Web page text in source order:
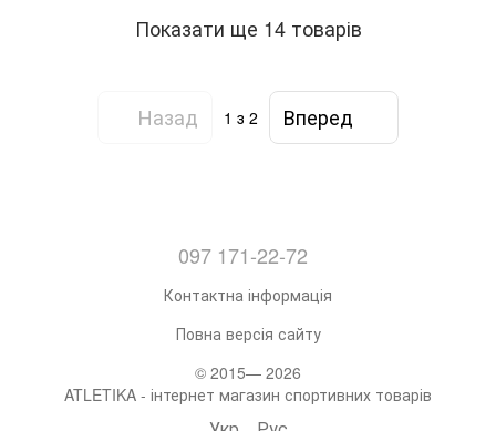
Показати ще 14 товарів
Назад 1 з 2 Вперед
097 171-22-72
Контактна інформація
Повна версія сайту
© 2015— 2026
ATLETIKA - інтернет магазин спортивних товарів